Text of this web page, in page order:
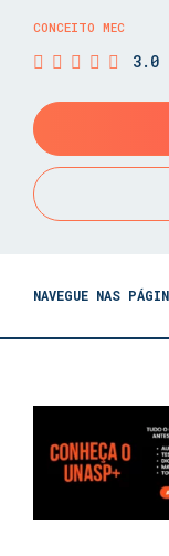
CONCEITO MEC
3.0
NAVEGUE NAS